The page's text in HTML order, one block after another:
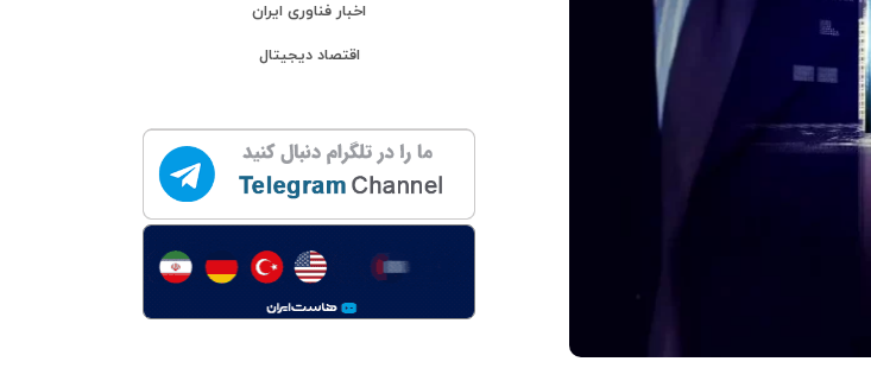
اخبار فناوری ایران
اقتصاد دیجیتال